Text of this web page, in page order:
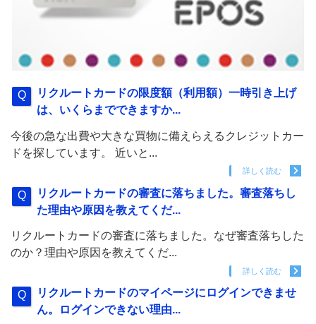
リクルートカードの限度額（利用額）一時引き上げ
は、いくらまでできますか...
今後の急な出費や大きな買物に備えらえるクレジットカー
ドを探しています。 近いと...
詳しく読む
リクルートカードの審査に落ちました。審査落ちし
た理由や原因を教えてくだ...
リクルートカードの審査に落ちました。なぜ審査落ちした
のか？理由や原因を教えてくだ...
詳しく読む
リクルートカードのマイページにログインできませ
ん。ログインできない理由...